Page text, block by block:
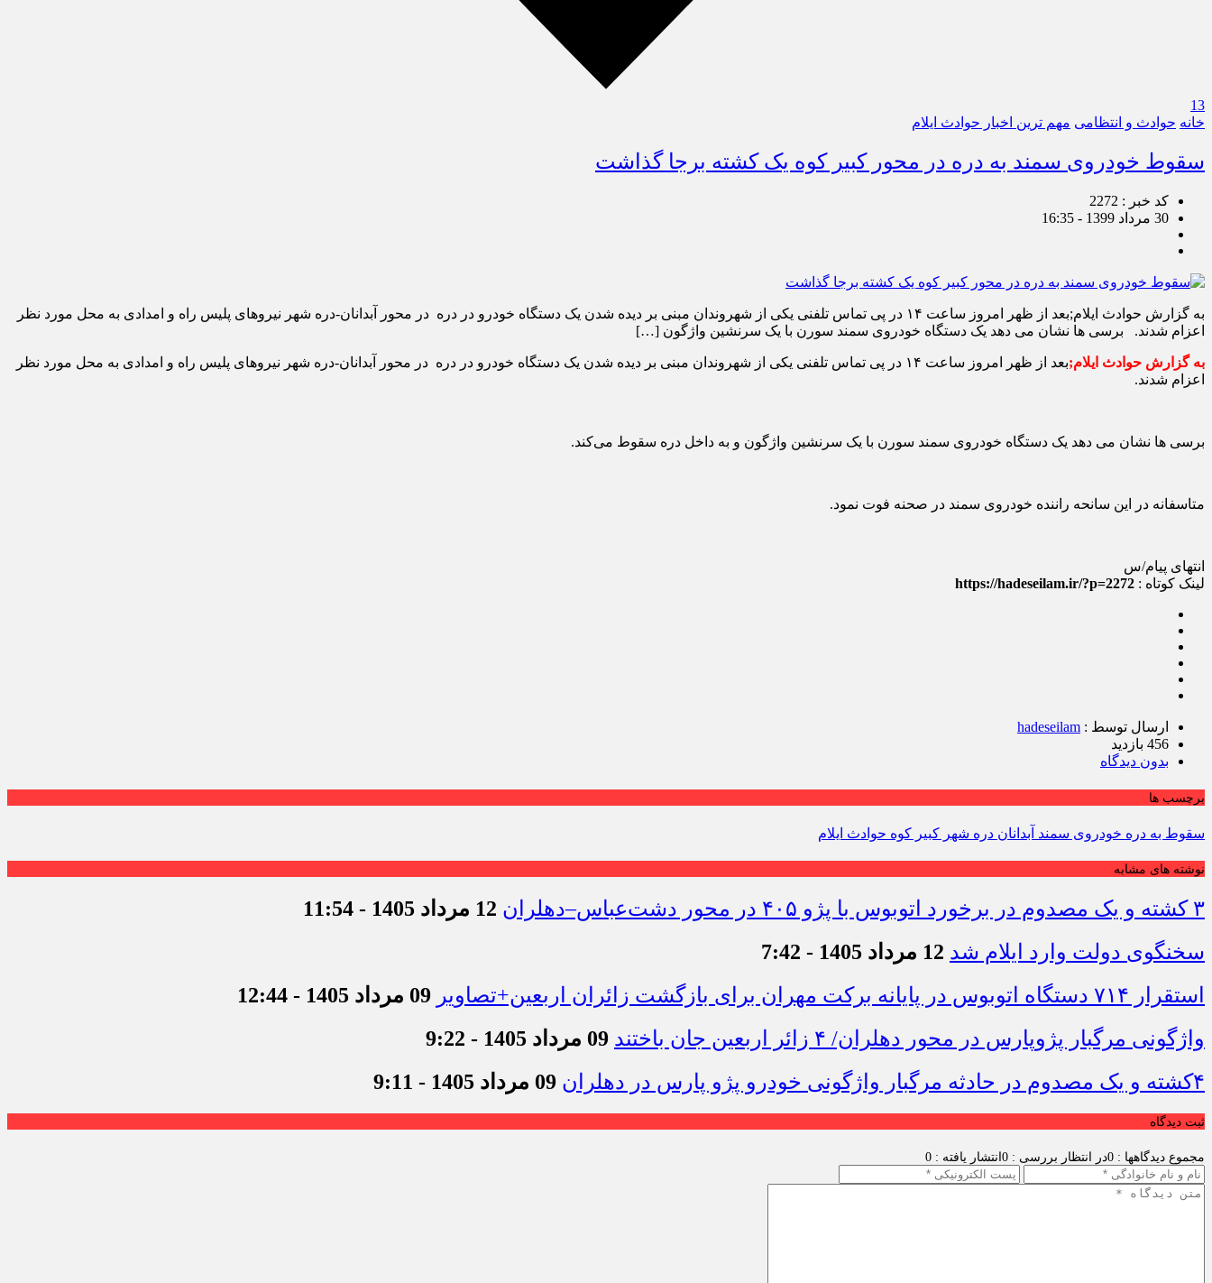
13
خانه حوادث و انتظامی مهم ترین اخبار حوادث ایلام
سقوط خودروی سمند به دره در محور کبیر کوه یک کشته برجا گذاشت
کد خبر : 2272
30 مرداد 1399 - 16:35
به گزارش حوادث ایلام;بعد از ظهر امروز ساعت ۱۴ در پی تماس تلفنی یکی از شهروندان مبنی بر دیده شدن یک دستگاه خودرو در دره در محور آبدانان-دره شهر نیروهای پلیس راه و امدادی به محل مورد نظر
اعزام شدند. برسی ها نشان می دهد یک دستگاه خودروی سمند سورن با یک سرنشین واژگون […]
به گزارش حوادث ایلام;
بعد از ظهر امروز ساعت ۱۴ در پی تماس تلفنی یکی از شهروندان مبنی بر دیده شدن یک دستگاه خودرو در دره در محور آبدانان-دره شهر نیروهای پلیس راه و امدادی به محل مورد نظر
اعزام شدند.
برسی ها نشان می دهد یک دستگاه خودروی سمند سورن با یک سرنشین واژگون و به داخل دره سقوط می‌کند.
متاسفانه در این سانحه راننده خودروی سمند در صحنه فوت نمود.
انتهای پیام/س
لینک کوتاه : https://hadeseilam.ir/?p=2272
ارسال توسط : hadeseilam
456 بازدید
بدون دیدگاه
برچسب ها
سقوط به دره خودروی سمند آبدانان دره شهر کبیر کوه حوادث ایلام
نوشته های مشابه
۳ کشته و یک مصدوم در برخورد اتوبوس با پژو ۴۰۵ در محور دشت‌عباس–دهلران
12 مرداد 1405 - 11:54
سخنگوی دولت وارد ایلام شد 12 مرداد 1405 - 7:42
استقرار ۷۱۴ دستگاه اتوبوس در پایانه برکت مهران برای بازگشت زائران اربعین+تصاویر
09 مرداد 1405 - 12:44
واژگونی مرگبار پژوپارس در محور دهلران/ ۴ زائر اربعین جان باختند
09 مرداد 1405 - 9:22
۴کشته و یک مصدوم در حادثه مرگبار واژگونی خودرو پژو پارس در دهلران
09 مرداد 1405 - 9:11
ثبت دیدگاه
مجموع دیدگاهها : 0 در انتظار بررسی : 0 انتشار یافته : 0